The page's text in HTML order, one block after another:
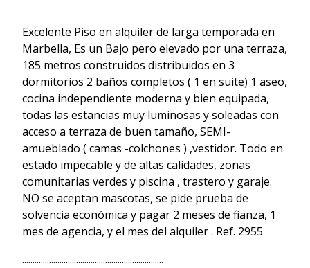
Excelente Piso en alquiler de larga temporada en
Marbella, Es un Bajo pero elevado por una terraza,
185 metros construidos distribuidos en 3
dormitorios 2 baños completos ( 1 en suite) 1 aseo,
cocina independiente moderna y bien equipada,
todas las estancias muy luminosas y soleadas con
acceso a terraza de buen tamaño, SEMI-
amueblado ( camas -colchones ) ,vestidor. Todo en
estado impecable y de altas calidades, zonas
comunitarias verdes y piscina , trastero y garaje.
NO se aceptan mascotas, se pide prueba de
solvencia económica y pagar 2 meses de fianza, 1
mes de agencia, y el mes del alquiler . Ref. 2955
....................................................................